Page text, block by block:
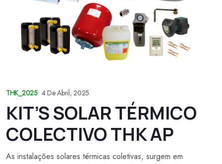
THK_2025• 4 De Abril, 2025
KIT’S SOLAR TÉRMICO
COLECTIVO THK AP
As instalações solares térmicas coletivas, surgem em